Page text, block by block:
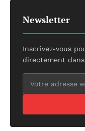
Newsletter
Inscrivez-vous
directement